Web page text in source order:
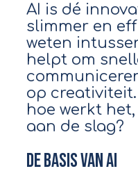
AI is dé
slimmer en
weten
helpt om
op
hoe werkt
aan de slag?
De basis van AI